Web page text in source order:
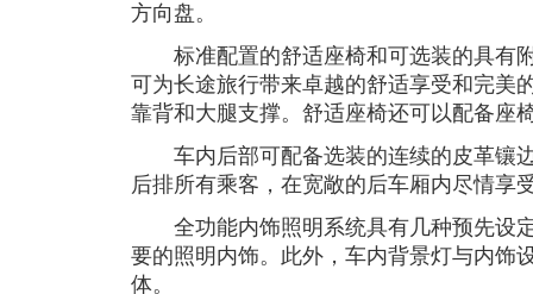
方向盘。
标准配置的舒适座椅和可选装的具有
可为长途旅行带来卓越的舒适享受和完美
靠背和大腿支撑。舒适座椅还可以配备座
车内后部可配备选装的连续的皮革镶
后排所有乘客，在宽敞的后车厢内尽情享
全功能内饰照明系统具有几种预先设
要的照明内饰。此外，车内背景灯与内饰
体。